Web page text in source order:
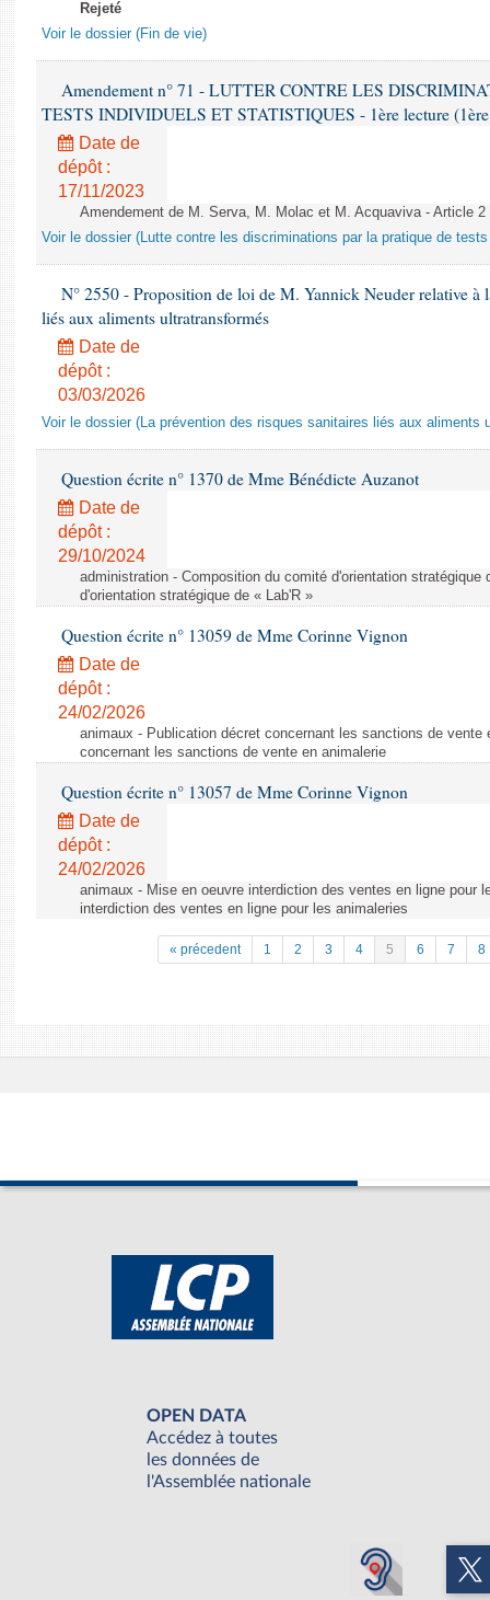
Rejeté
Voir le dossier (Fin de vie)
Amendement n° 71 - LUTTER CONTRE LES
TESTS INDIVIDUELS ET STATISTIQUES - 1ère lecture (1ère
Date de
dépôt :
17/11/2023
Amendement de M. Serva, M. Molac et M. Acquaviva - Article
Voir le dossier (Lutte contre les discriminations par la pratique de
N° 2550 - Proposition de loi de M. Yannick Neuder relative à
liés aux aliments ultratransformés
Date de
dépôt :
03/03/2026
Voir le dossier (La prévention des risques sanitaires liés aux aliments
Question écrite n° 1370 de Mme Bénédicte Auzanot
Date de
dépôt :
29/10/2024
administration - Composition du comité d'orientation stratégique
d'orientation stratégique de « Lab'R »
Question écrite n° 13059 de Mme Corinne Vignon
Date de
dépôt :
24/02/2026
animaux - Publication décret concernant les sanctions de vente
concernant les sanctions de vente en animalerie
Question écrite n° 13057 de Mme Corinne Vignon
Date de
dépôt :
24/02/2026
animaux - Mise en oeuvre interdiction des ventes en ligne pour
interdiction des ventes en ligne pour les animaleries
« précedent 1 2 3 4 5 6 7 8
OPEN DATA
Accédez à toutes
les données de
l'Assemblée nationale